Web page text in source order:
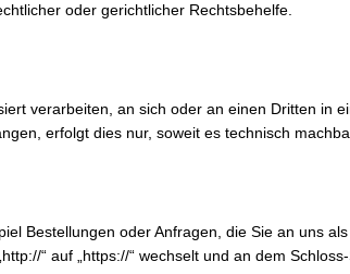
oder gerichtlicher Rechtsbehelfe.
verarbeiten, an sich oder an einen Dritten in
erfolgt dies nur, soweit es technisch
Bestellungen oder Anfragen, die Sie an uns
“ auf „https://“ wechselt und an dem